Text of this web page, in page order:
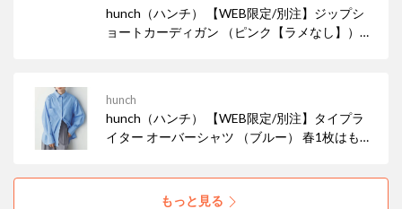
hunch（ハンチ） 【WEB限定/別注】ジップシ
ョートカーディガン （ピンク【ラメなし】）
す。
hunch
hunch（ハンチ） 【WEB限定/別注】タイプラ
イター オーバーシャツ （ブルー） 春1枚はもっ
織や レイヤードアイテムとしても大活躍のアイ
もっと見る